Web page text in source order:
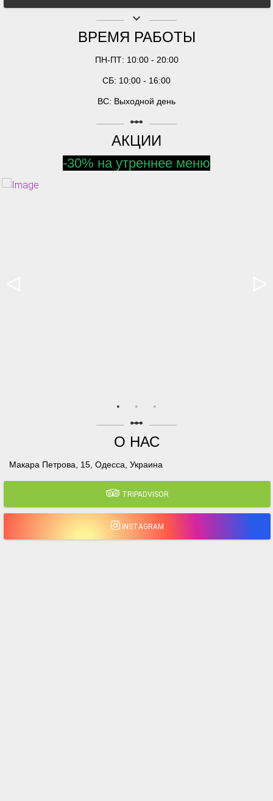
keyboard_arrow_down
ВРЕМЯ РАБОТЫ
ПН-ПТ: 10:00 - 20:00
СБ: 10:00 - 16:00
ВС: Выходной день
linear_scale
АКЦИИ
-30% на утреннее меню
linear_scale
О НАС
Макара Петрова, 15, Одесса, Украина
TRIPADVISOR
INSTAGRAM